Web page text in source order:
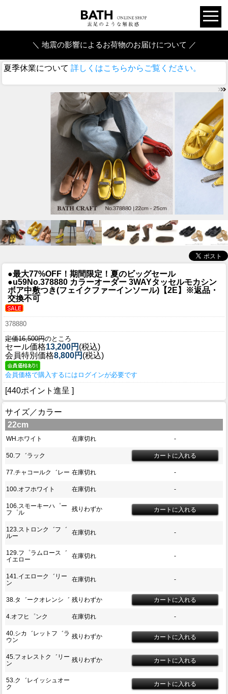
＼ 地震の影響によるお荷物のお届けについて ／
夏季休業について 詳しくはこちらからご覧ください。
●最大77%OFF！期間限定！夏のビッグセール
●u59No.378880 カラーオーダー 3WAYタッセルモカシン
ボア中敷つき(フェイクファーインソール)【2E】※返品・
交換不可
378880
定価16,500円のところ
セール価格13,200円 (税込)
会員特別価格8,800円 (税込)
会員価格で購入するにはログインが必要です
[440ポイント進呈 ]
サイズ／カラー
22cm
WH.ホワイト 在庫切れ -
50.フ゛ラック
77.チャコールク゛レー 在庫切れ -
100.オフホワイト 在庫切れ -
106.スモーキーハ゜ー
フ゜ル
残りわずか
123.ストロンク゛フ゛
ルー
在庫切れ -
129.フ゜ラムロース゛
イエロー
在庫切れ -
141.イエローク゛リー
ン
在庫切れ -
38.タ゛ークオレンシ゛ 残りわずか
4.オフヒ゜ンク 在庫切れ -
40.シカ゛レットフ゛ラ
ウン
残りわずか
45.フォレストク゛リー
ン
残りわずか
53.ク゛レイッシュオー
ク